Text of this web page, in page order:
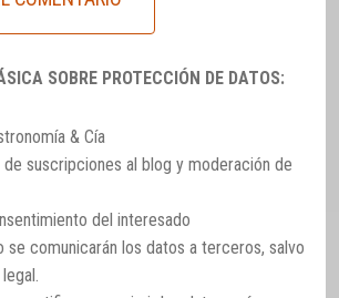
SOBRE PROTECCIÓN DE DATOS:
& Cía
de suscripciones al blog y moderación de
del interesado
se comunicarán los datos a terceros, salvo